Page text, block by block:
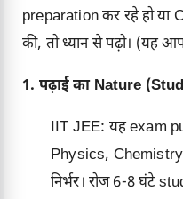
preparation कर रहे हो या
की, तो ध्यान से पढ़ो। (यह
1. पढ़ाई का Nature
IIT JEE: यह exam
Physics,
निर्भर। रोज 6-8 घंटे